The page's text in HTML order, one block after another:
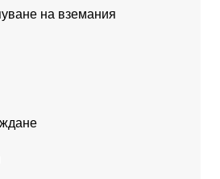
на вземания